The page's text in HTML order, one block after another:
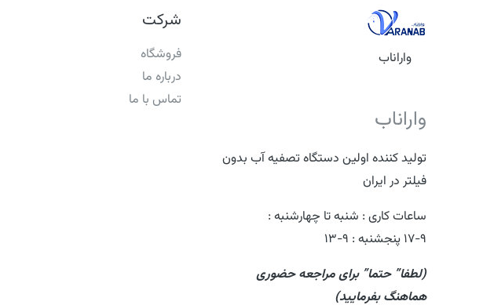
واراناب
واراناب
تولید کننده اولین دستگاه تصفیه آب بدون
فیلتر در ایران
ساعات کاری : شنبه تا چهارشنبه :
۹-۱۷ پنجشنبه : ۹-۱۳​
(لطفا” حتما” برای مراجعه حضوری
هماهنگ بفرمایید)
شرکت
فروشگاه
درباره ما
تماس با ما